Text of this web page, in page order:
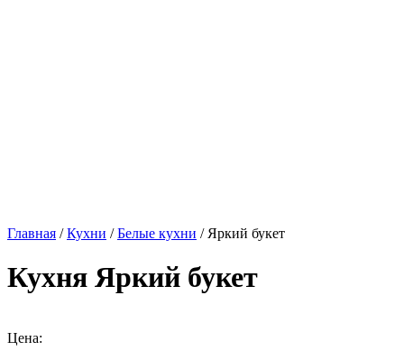
Главная /Кухни /Белые кухни / Яркий букет
Кухня Яркий букет
Цена: